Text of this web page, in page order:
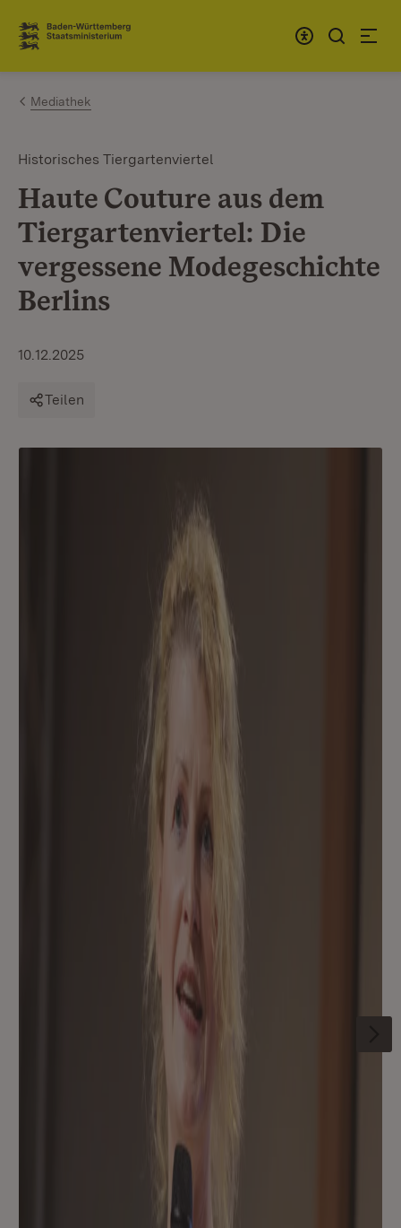
Zum Inhalt springen
Link zur Startseite
Mediathek
Historisches Tiergartenviertel
Haute Couture aus dem
Tiergartenviertel: Die
vergessene Modegeschichte
Berlins
10.12.2025
Teilen